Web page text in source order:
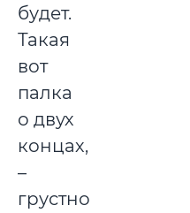
будет.
Такая
вот
палка
о двух
концах,
–
грустно